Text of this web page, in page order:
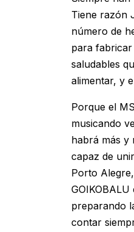
Tiene razón
número de
para
saludables
alimentar, y
Porque el
musicando
habrá más y
capaz de
Porto
preparando
contar